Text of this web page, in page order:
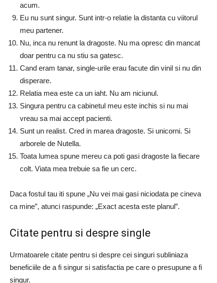
acum.
Eu nu sunt singur. Sunt intr-o relatie la distanta cu viitorul
meu partener.
Nu, inca nu renunt la dragoste. Nu ma opresc din mancat
doar pentru ca nu stiu sa gatesc.
Cand eram tanar, single-urile erau facute din vinil si nu din
disperare.
Relatia mea este ca un iaht. Nu am niciunul.
Singura pentru ca cabinetul meu este inchis si nu mai
vreau sa mai accept pacienti.
Sunt un realist. Cred in marea dragoste. Si unicorni. Si
arborele de Nutella.
Toata lumea spune mereu ca poti gasi dragoste la fiecare
colt. Viata mea trebuie sa fie un cerc.
Daca fostul tau iti spune „Nu vei mai gasi niciodata pe cineva
ca mine”, atunci raspunde: „Exact acesta este planul”.
Citate pentru si despre single
Urmatoarele citate pentru si despre cei singuri subliniaza
beneficiile de a fi singur si satisfactia pe care o presupune a fi
singur.